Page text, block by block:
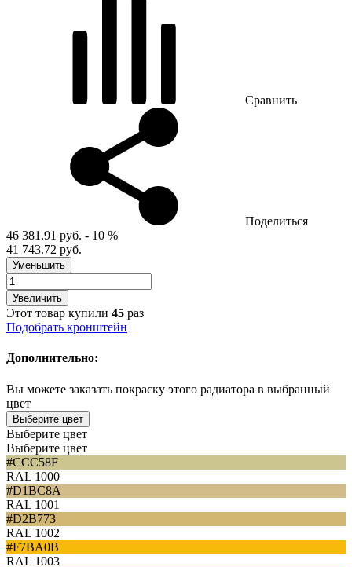
Сравнить
Поделиться
46 381.91 руб. - 10 %
41 743.72 руб.
Уменьшить
Увеличить
Этот товар купили 45 раз
Подобрать кронштейн
Дополнительно:
Вы можете заказать покраску этого радиатора в выбранный
цвет
Выберите цвет
Выберите цвет
Выберите цвет
#CCC58F
RAL 1000
#D1BC8A
RAL 1001
#D2B773
RAL 1002
#F7BA0B
RAL 1003